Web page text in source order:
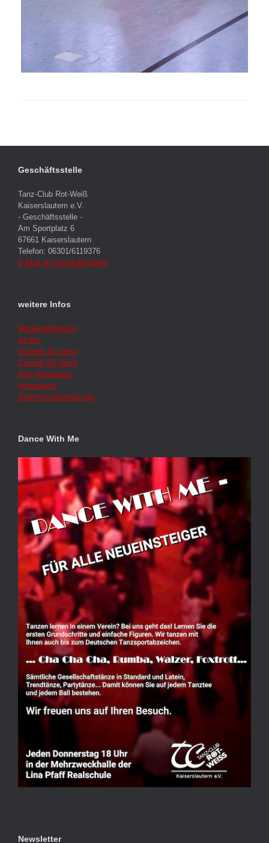
Geschäftsstelle
Tanz-Club Rot-Weiß
Kaiserslautern e.V.
- Geschäftsstelle -
Am Sportplatz 6
67661 Kaiserslautern
Telefon: 06301/6119376
E-Mail an Geschäftsstelle
weitere Infos
Mitgliederbereich
Archiv
Chronik 40 Jahre
Chronik 50 Jahre
Alte Homepage
Impressum
Datenschutzerklärung
Dance With Me
Newsletter